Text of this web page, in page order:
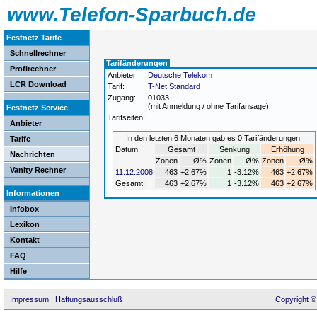
www.Telefon-Sparbuch.de
Festnetz Tarife
Schnellrechner
Profirechner
LCR Download
Festnetz Service
Anbieter
Tarife
Nachrichten
Vanity Rechner
Informationen
Infobox
Lexikon
Kontakt
FAQ
Hilfe
Tarifänderungen
Anbieter:
Deutsche Telekom
Tarif:
T-Net Standard
Zugang:
01033
(mit Anmeldung / ohne Tarifansage)
Tarifseiten:
In den letzten 6 Monaten gab es 0 Tarifänderungen.
Datum
Gesamt Senkung
Erhöhung
Zonen
Ø% Zonen Ø% Zonen
Ø%
11.12.2008
463 +2.67% 1 -3.12% 463 +2.67%
Gesamt:
463 +2.67% 1 -3.12% 463 +2.67%
Impressum | Haftungsausschluß Copyright ©